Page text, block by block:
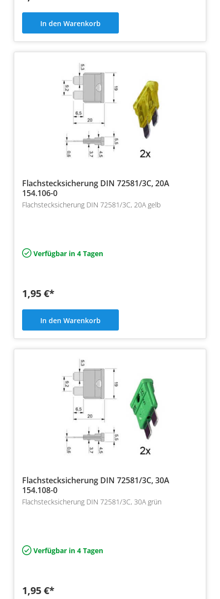
In den Warenkorb
Flachstecksicherung DIN 72581/3C, 20A
154.106-0
Flachstecksicherung DIN 72581/3C, 20A gelb
Verfügbar in 4 Tagen
1,95 €*
In den Warenkorb
Flachstecksicherung DIN 72581/3C, 30A
154.108-0
Flachstecksicherung DIN 72581/3C, 30A grün
Verfügbar in 4 Tagen
1,95 €*